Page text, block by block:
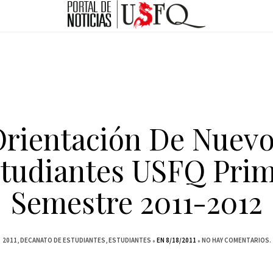
De
USFQ
Semestre 2011-2012
2011 DECANATO DE ESTUDIANTES ESTUDIANTES EN 8/18/2011 NO HAY COMENTARIOS.